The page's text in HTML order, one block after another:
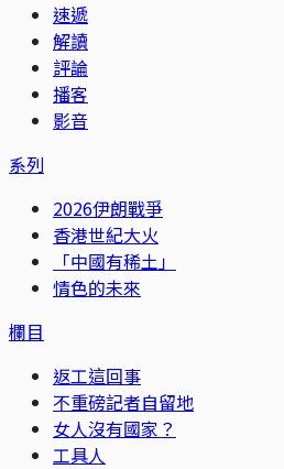
速遞
解讀
評論
播客
影音
系列
2026伊朗戰爭
香港世紀大火
「中國有稀土」
情色的未來
欄目
返工這回事
不重磅記者自留地
女人沒有國家？
工具人